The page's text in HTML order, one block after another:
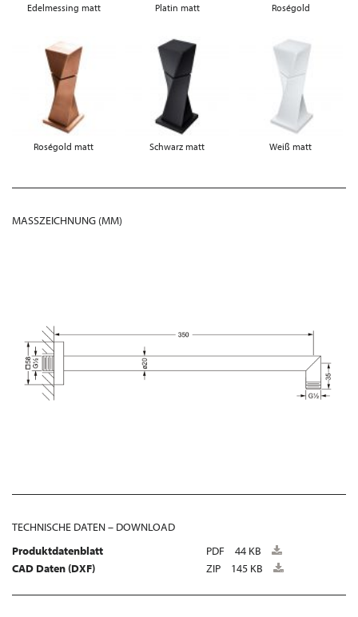
Edelmessing matt Platin matt Roségold
Roségold matt Schwarz matt Weiß matt
MASSZEICHNUNG (MM)
TECHNISCHE DATEN – DOWNLOAD
Produktdatenblatt
PDF
44 KB
CAD Daten (DXF)
ZIP 145 KB